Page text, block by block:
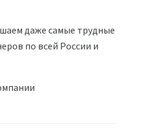
даже самые трудные
по всей России и